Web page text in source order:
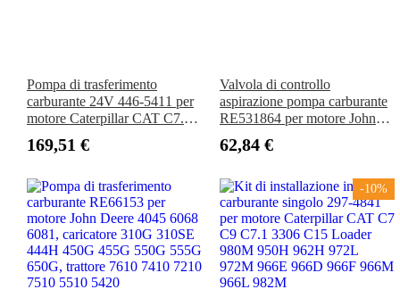
Pompa di trasferimento
carburante 24V 446-5411 per
motore Caterpillar CAT C7.1,
938M 926M 930M, generatore
169,51 €
Valvola di controllo
aspirazione pompa carburante
RE531864 per motore John
210G 290GLC 380GLC.
62,84 €
-10%